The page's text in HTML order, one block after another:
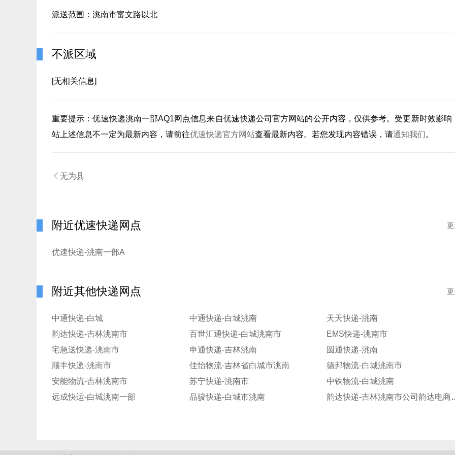
派送范围：洮南市富文路以北
不派区域
[无相关信息]
重要提示：优速快递洮南一部AQ1网点信息来自优速快递公司官方网站的公开内容，仅供参考。受更新时效影响
站上述信息不一定为最新内容，请前往优速快递官方网站查看最新内容。若您发现内容错误，请通知我们。
 无为县
附近优速快递网点
优速快递-洮南一部A
附近其他快递网点
中通快递-白城 中通快递-白城洮南
天天快递-洮南
韵达快递-吉林洮南市
百世汇通快递-白城洮南市
EMS快递-洮南市
宅急送快递-洮南市
申通快递-吉林洮南
圆通快递-洮南
顺丰快递-洮南市
佳怡物流-吉林省白城市洮南
德邦物流-白城洮南市
安能物流-吉林洮南市
苏宁快递-洮南市
中铁物流-白城洮南
远成快运-白城洮南一部
品骏快递-白城市洮南 韵达快递-吉